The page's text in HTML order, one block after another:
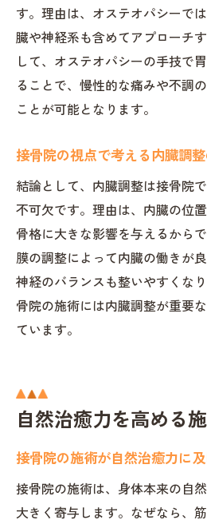
す。理由は、オステオパシーで
臓や神経系も含めてアプローチ
して、オステオパシーの手技で
ることで、慢性的な痛みや不調
ことが可能となります。
接骨院の視点で考える内臓調
結論として、内臓調整は接骨院
不可欠です。理由は、内臓の位
骨格に大きな影響を与えるから
膜の調整によって内臓の働きが
神経のバランスも整いやすくな
骨院の施術には内臓調整が重要
ています。
自然治癒力を高める
接骨院の施術が自然治癒力に
接骨院の施術は、身体本来の自
大きく寄与します。なぜなら、